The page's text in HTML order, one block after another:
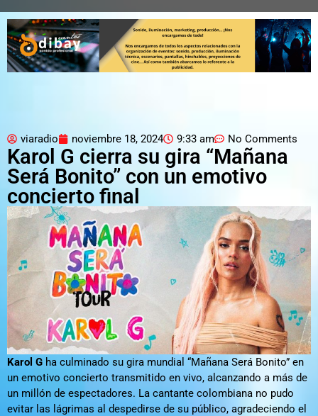
viaradio noviembre 18, 2024 9:33 am No Comments
Karol G cierra su gira “Mañana
Será Bonito” con un emotivo
concierto final
Karol G ha culminado su gira mundial “Mañana Será Bonito” en
un emotivo concierto transmitido en vivo, alcanzando a más de
un millón de espectadores. La cantante colombiana no pudo
evitar las lágrimas al despedirse de su público, agradeciendo el